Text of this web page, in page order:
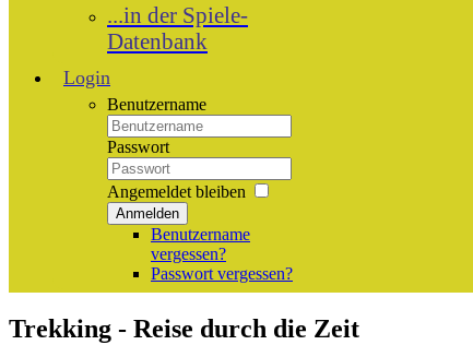
...in der Spiele-
Datenbank
Login
Benutzername
Passwort
Angemeldet bleiben
Anmelden
Benutzername
vergessen?
Passwort vergessen?
Trekking - Reise durch die Zeit